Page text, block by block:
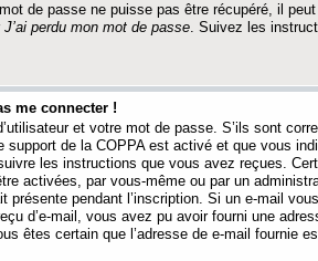
de passe ne puisse pas être récupéré, il
J’ai perdu mon mot de passe. Suivez les
me connecter !
et votre mot de passe. S’ils sont
support de la COPPA est activé et que vous
les instructions que vous avez reçues.
activées, par vous-même ou par un
présente pendant l’inscription. Si un e-mail
d’e-mail, vous avez pu avoir fourni une
êtes certain que l’adresse de e-mail fournie